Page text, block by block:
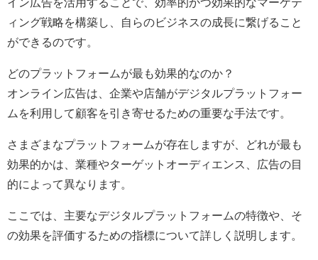
ィング戦略を構築し、自らのビジネスの成長に繋げること
ができるのです。
どのプラットフォームが最も効果的なのか？
オンライン広告は、企業や店舗がデジタルプラットフォー
ムを利用して顧客を引き寄せるための重要な手法です。
さまざまなプラットフォームが存在しますが、どれが最も
効果的かは、業種やターゲットオーディエンス、広告の目
的によって異なります。
ここでは、主要なデジタルプラットフォームの特徴や、そ
の効果を評価するための指標について詳しく説明します。